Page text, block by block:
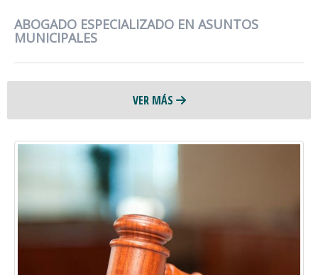
ABOGADO ESPECIALIZADO EN ASUNTOS
MUNICIPALES
VER MÁS